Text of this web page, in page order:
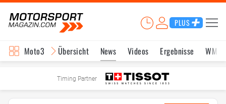
PLUS
Moto3 Übersicht News Videos Ergebnisse WM-
Timing Partner